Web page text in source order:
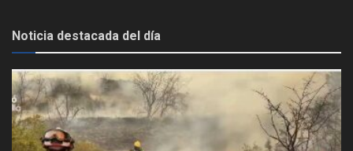
Noticia destacada del día